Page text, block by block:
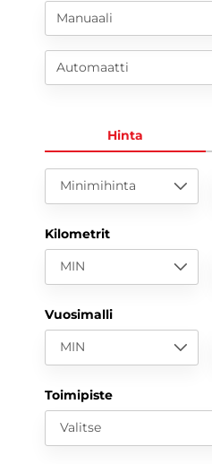
Manuaali
Automaatti
Hinta
Minimihinta
Kilometrit
MIN
Vuosimalli
MIN
Toimipiste
Valitse